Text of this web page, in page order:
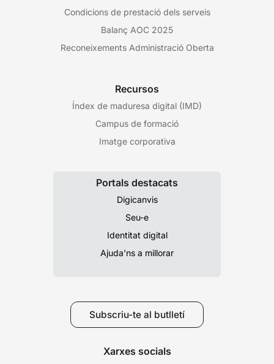
Condicions de prestació dels serveis
Balanç AOC 2025
Reconeixements Administració Oberta
Recursos
Índex de maduresa digital (IMD)
Campus de formació
Imatge corporativa
Portals destacats
Digicanvis
Seu-e
Identitat digital
Ajuda’ns a millorar
Subscriu-te al butlletí
Xarxes socials